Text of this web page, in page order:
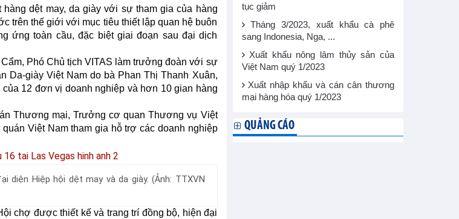
dệt may, da giày với sự tham gia của hàng
trên thế giới với mục tiêu thiết lập quan hệ buôn
ứng toàn cầu, đặc biệt giai đoạn sau đại dịch
Phó Chủ tịch VITAS làm trưởng đoàn với sự
Da-giày Việt Nam do bà Phan Thị Thanh Xuân,
12 đơn vị doanh nghiệp và hơn 10 gian hàng
Thương mại, Trưởng cơ quan Thương vụ Việt
Việt Nam tham gia hỗ trợ các doanh nghiệp
diện Hiệp hội dệt may và da giày. (Ảnh: TTXVN
chợ được thiết kế và trang trí đồng bộ, hiện đại
tục giảm
Tháng 3/2023, xuất khẩu cà phê
sang Indonesia, Nga, ...
Xuất khẩu nông lâm thủy sản của
Việt Nam quý 1/2023
Xuất nhập khẩu và cán cân thương
mại hàng hóa quý 1/2023
QUẢNG CÁO